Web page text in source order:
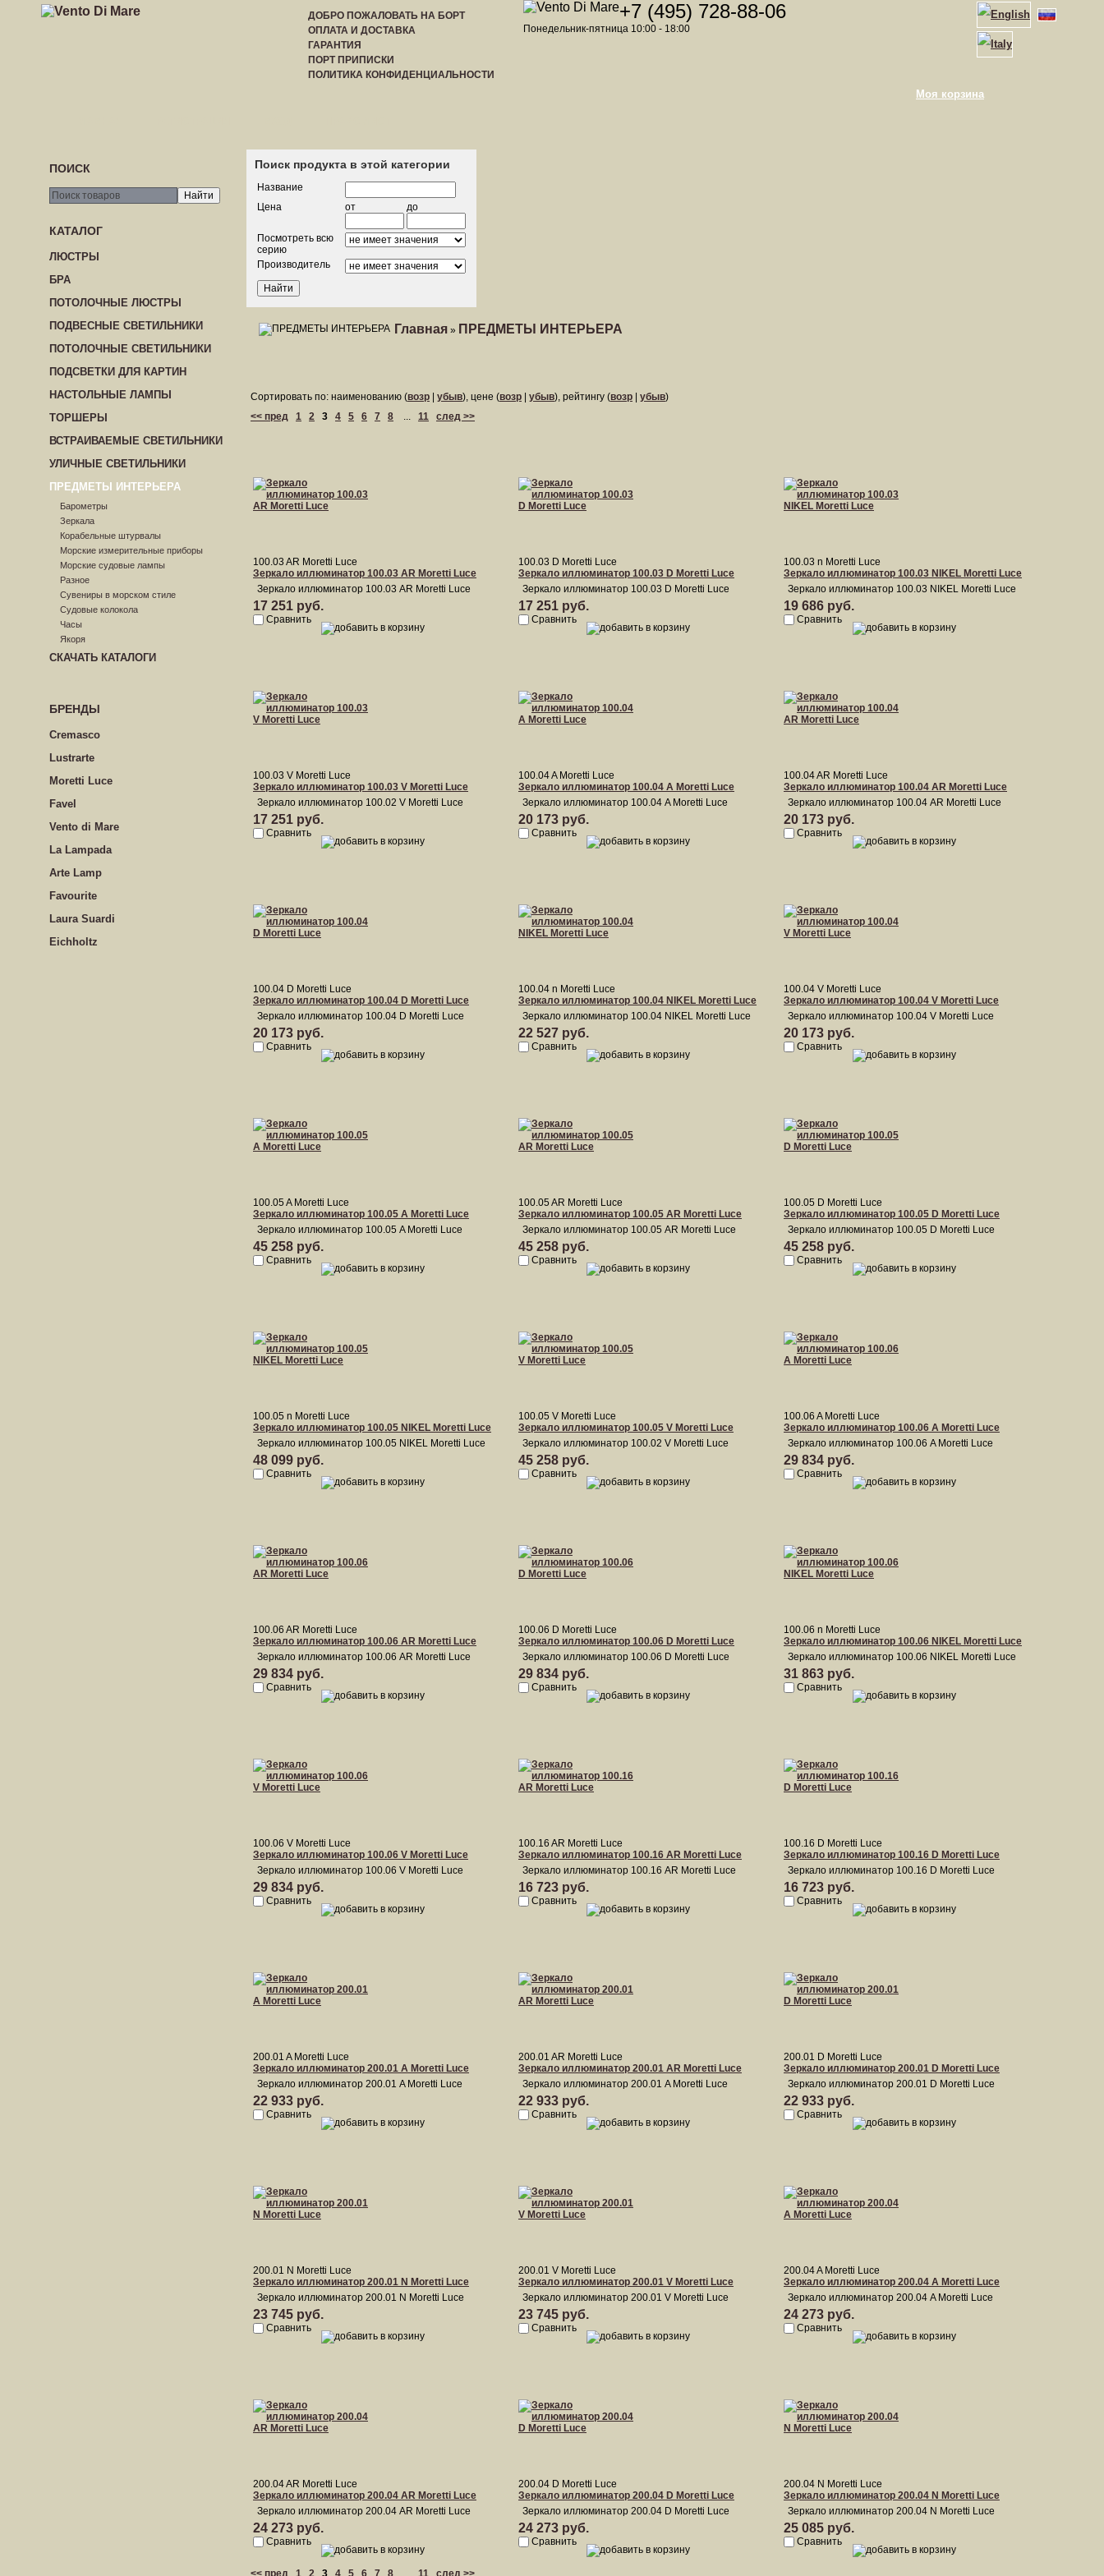
ДОБРО ПОЖАЛОВАТЬ НА БОРТ
ОПЛАТА И ДОСТАВКА
ГАРАНТИЯ
ПОРТ ПРИПИСКИ
ПОЛИТИКА КОНФИДЕНЦИАЛЬНОСТИ
+7 (495) 728-88-06
Понедельник-пятница 10:00 - 18:00
Моя корзина
ПОИСК
КАТАЛОГ
ЛЮСТРЫ
БРА
ПОТОЛОЧНЫЕ ЛЮСТРЫ
ПОДВЕСНЫЕ СВЕТИЛЬНИКИ
ПОТОЛОЧНЫЕ СВЕТИЛЬНИКИ
ПОДСВЕТКИ ДЛЯ КАРТИН
НАСТОЛЬНЫЕ ЛАМПЫ
ТОРШЕРЫ
ВСТРАИВАЕМЫЕ СВЕТИЛЬНИКИ
УЛИЧНЫЕ СВЕТИЛЬНИКИ
ПРЕДМЕТЫ ИНТЕРЬЕРА
Барометры
Зеркала
Корабельные штурвалы
Морские измерительные приборы
Морские судовые лампы
Разное
Сувениры в морском стиле
Судовые колокола
Часы
Якоря
СКАЧАТЬ КАТАЛОГИ
БРЕНДЫ
Cremasco
Lustrarte
Moretti Luce
Favel
Vento di Mare
La Lampada
Arte Lamp
Favourite
Laura Suardi
Eichholtz
Поиск продукта в этой категории
Название
Цена
от до
Посмотреть всю
серию
Производитель
Главная » ПРЕДМЕТЫ ИНТЕРЬЕРА
Сортировать по: наименованию (возр убыв), цене (возр убыв), рейтингу (возр убыв)
<< пред
1 2 3 4 5 6 7 8 ... 11 след >>
100.03 AR Moretti Luce
Зеркало иллюминатор 100.03 AR Moretti Luce
Зеркало иллюминатор 100.03 AR Moretti Luce
17 251 руб.
Сравнить
100.03 D Moretti Luce
Зеркало иллюминатор 100.03 D Moretti Luce
Зеркало иллюминатор 100.03 D Moretti Luce
17 251 руб.
Сравнить
100.03 n Moretti Luce
Зеркало иллюминатор 100.03 NIKEL Moretti Luce
Зеркало иллюминатор 100.03 NIKEL Moretti Luce
19 686 руб.
Сравнить
100.03 V Moretti Luce
Зеркало иллюминатор 100.03 V Moretti Luce
Зеркало иллюминатор 100.02 V Moretti Luce
17 251 руб.
Сравнить
100.04 A Moretti Luce
Зеркало иллюминатор 100.04 A Moretti Luce
Зеркало иллюминатор 100.04 A Moretti Luce
20 173 руб.
Сравнить
100.04 AR Moretti Luce
Зеркало иллюминатор 100.04 AR Moretti Luce
Зеркало иллюминатор 100.04 AR Moretti Luce
20 173 руб.
Сравнить
100.04 D Moretti Luce
Зеркало иллюминатор 100.04 D Moretti Luce
Зеркало иллюминатор 100.04 D Moretti Luce
20 173 руб.
Сравнить
100.04 n Moretti Luce
Зеркало иллюминатор 100.04 NIKEL Moretti Luce
Зеркало иллюминатор 100.04 NIKEL Moretti Luce
22 527 руб.
Сравнить
100.04 V Moretti Luce
Зеркало иллюминатор 100.04 V Moretti Luce
Зеркало иллюминатор 100.04 V Moretti Luce
20 173 руб.
Сравнить
100.05 A Moretti Luce
Зеркало иллюминатор 100.05 A Moretti Luce
Зеркало иллюминатор 100.05 A Moretti Luce
45 258 руб.
Сравнить
100.05 AR Moretti Luce
Зеркало иллюминатор 100.05 AR Moretti Luce
Зеркало иллюминатор 100.05 AR Moretti Luce
45 258 руб.
Сравнить
100.05 D Moretti Luce
Зеркало иллюминатор 100.05 D Moretti Luce
Зеркало иллюминатор 100.05 D Moretti Luce
45 258 руб.
Сравнить
100.05 n Moretti Luce
Зеркало иллюминатор 100.05 NIKEL Moretti Luce
Зеркало иллюминатор 100.05 NIKEL Moretti Luce
48 099 руб.
Сравнить
100.05 V Moretti Luce
Зеркало иллюминатор 100.05 V Moretti Luce
Зеркало иллюминатор 100.02 V Moretti Luce
45 258 руб.
Сравнить
100.06 A Moretti Luce
Зеркало иллюминатор 100.06 A Moretti Luce
Зеркало иллюминатор 100.06 A Moretti Luce
29 834 руб.
Сравнить
100.06 AR Moretti Luce
Зеркало иллюминатор 100.06 AR Moretti Luce
Зеркало иллюминатор 100.06 AR Moretti Luce
29 834 руб.
Сравнить
100.06 D Moretti Luce
Зеркало иллюминатор 100.06 D Moretti Luce
Зеркало иллюминатор 100.06 D Moretti Luce
29 834 руб.
Сравнить
100.06 n Moretti Luce
Зеркало иллюминатор 100.06 NIKEL Moretti Luce
Зеркало иллюминатор 100.06 NIKEL Moretti Luce
31 863 руб.
Сравнить
100.06 V Moretti Luce
Зеркало иллюминатор 100.06 V Moretti Luce
Зеркало иллюминатор 100.06 V Moretti Luce
29 834 руб.
Сравнить
100.16 AR Moretti Luce
Зеркало иллюминатор 100.16 AR Moretti Luce
Зеркало иллюминатор 100.16 AR Moretti Luce
16 723 руб.
Сравнить
100.16 D Moretti Luce
Зеркало иллюминатор 100.16 D Moretti Luce
Зеркало иллюминатор 100.16 D Moretti Luce
16 723 руб.
Сравнить
200.01 A Moretti Luce
Зеркало иллюминатор 200.01 A Moretti Luce
Зеркало иллюминатор 200.01 A Moretti Luce
22 933 руб.
Сравнить
200.01 AR Moretti Luce
Зеркало иллюминатор 200.01 AR Moretti Luce
Зеркало иллюминатор 200.01 A Moretti Luce
22 933 руб.
Сравнить
200.01 D Moretti Luce
Зеркало иллюминатор 200.01 D Moretti Luce
Зеркало иллюминатор 200.01 D Moretti Luce
22 933 руб.
Сравнить
200.01 N Moretti Luce
Зеркало иллюминатор 200.01 N Moretti Luce
Зеркало иллюминатор 200.01 N Moretti Luce
23 745 руб.
Сравнить
200.01 V Moretti Luce
Зеркало иллюминатор 200.01 V Moretti Luce
Зеркало иллюминатор 200.01 V Moretti Luce
23 745 руб.
Сравнить
200.04 A Moretti Luce
Зеркало иллюминатор 200.04 A Moretti Luce
Зеркало иллюминатор 200.04 A Moretti Luce
24 273 руб.
Сравнить
200.04 AR Moretti Luce
Зеркало иллюминатор 200.04 AR Moretti Luce
Зеркало иллюминатор 200.04 AR Moretti Luce
24 273 руб.
Сравнить
200.04 D Moretti Luce
Зеркало иллюминатор 200.04 D Moretti Luce
Зеркало иллюминатор 200.04 D Moretti Luce
24 273 руб.
Сравнить
200.04 N Moretti Luce
Зеркало иллюминатор 200.04 N Moretti Luce
Зеркало иллюминатор 200.04 N Moretti Luce
25 085 руб.
Сравнить
<< пред 1 2 3 4 5 6 7 8 11 след >>